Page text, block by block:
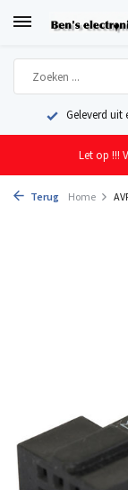
Geleverd uit
Let op !!!
Terug Home